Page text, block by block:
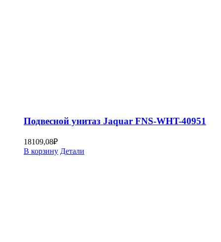
Подвесной унитаз Jaquar FNS-WHT-40951
18109,08₽
В корзину Детали